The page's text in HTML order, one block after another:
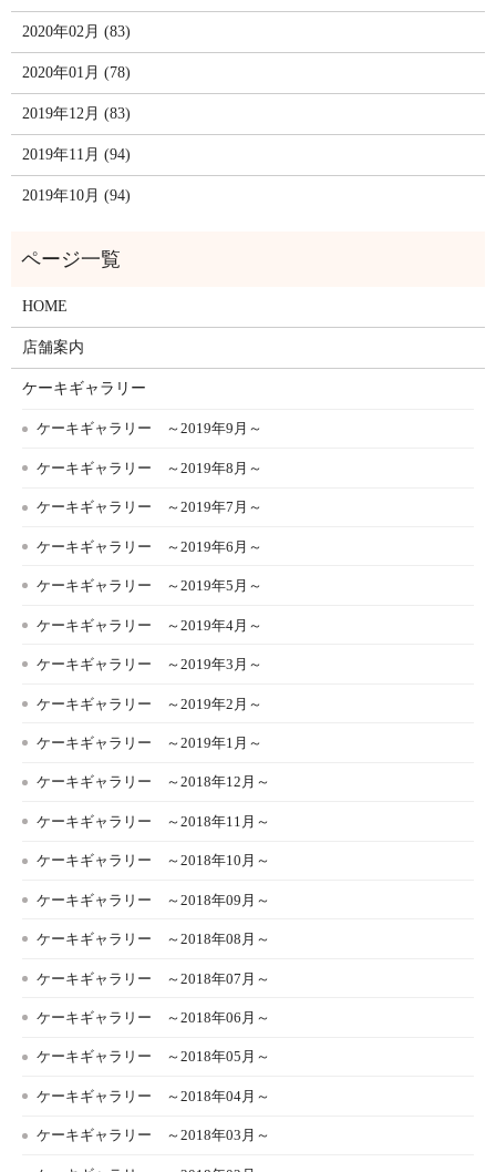
2020年02月 (83)
2020年01月 (78)
2019年12月 (83)
2019年11月 (94)
2019年10月 (94)
HOME
店舗案内
ケーキギャラリー
ケーキギャラリー ～2019年9月～
ケーキギャラリー ～2019年8月～
ケーキギャラリー ～2019年7月～
ケーキギャラリー ～2019年6月～
ケーキギャラリー ～2019年5月～
ケーキギャラリー ～2019年4月～
ケーキギャラリー ～2019年3月～
ケーキギャラリー ～2019年2月～
ケーキギャラリー ～2019年1月～
ケーキギャラリー ～2018年12月～
ケーキギャラリー ～2018年11月～
ケーキギャラリー ～2018年10月～
ケーキギャラリー ～2018年09月～
ケーキギャラリー ～2018年08月～
ケーキギャラリー ～2018年07月～
ケーキギャラリー ～2018年06月～
ケーキギャラリー ～2018年05月～
ケーキギャラリー ～2018年04月～
ケーキギャラリー ～2018年03月～